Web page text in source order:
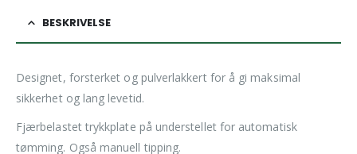
BESKRIVELSE
Designet, forsterket og pulverlakkert for å gi maksimal
sikkerhet og lang levetid.
Fjærbelastet trykkplate på understellet for automatisk
tømming. Også manuell tipping.